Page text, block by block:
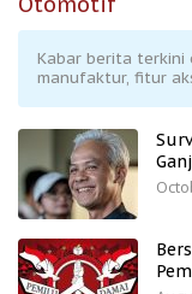
Kabar berita
manufaktur, fitur